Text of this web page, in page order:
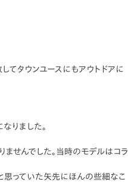
てタウンユースにもアウトドアに
りました。
せんでした。当時のモデルはコラ
思っていた矢先にほんの些細なこ